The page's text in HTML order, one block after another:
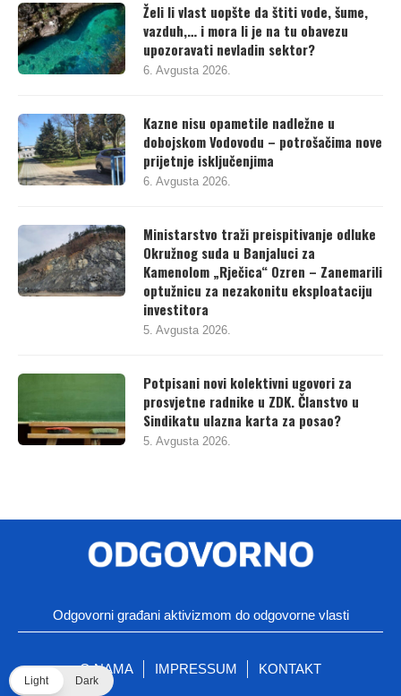
Želi li vlast uopšte da štiti vode, šume,
vazduh,… i mora li je na tu obavezu
upozoravati nevladin sektor?
6. Avgusta 2026.
Kazne nisu opametile nadležne u
dobojskom Vodovodu – potrošačima nove
prijetnje isključenjima
6. Avgusta 2026.
Ministarstvo traži preispitivanje odluke
Okružnog suda u Banjaluci za
Kamenolom „Rječica“ Ozren – Zanemarili
optužnicu za nezakonitu eksploataciju
investitora
5. Avgusta 2026.
Potpisani novi kolektivni ugovori za
prosvjetne radnike u ZDK. Članstvo u
Sindikatu ulazna karta za posao?
5. Avgusta 2026.
Odgovorni građani aktivizmom do odgovorne vlasti
O NAMA IMPRESSUM KONTAKT
Light Dark